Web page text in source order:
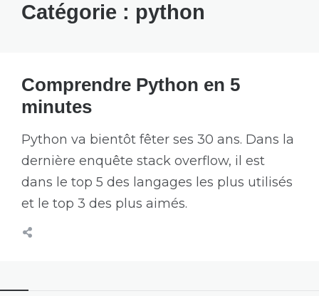
Catégorie : python
Comprendre Python en 5
minutes
Python va bientôt fêter ses 30 ans. Dans la
dernière enquête stack overflow, il est
dans le top 5 des langages les plus utilisés
et le top 3 des plus aimés.